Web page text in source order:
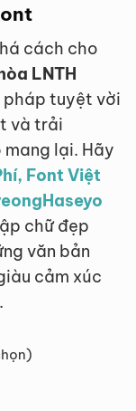
cách cho
LNTH
pháp tuyệt vời
và trải
lại. Hãy
Font Việt
chữ đẹp
văn bản
cảm xúc